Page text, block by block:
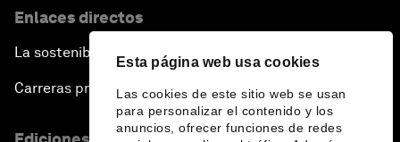
Esta página web usa cookies
Las cookies de este sitio web se usan
para personalizar el contenido y los
anuncios, ofrecer funciones de redes
Enlaces directos
La sostenibilidad en el Foro
Carreras profesionales